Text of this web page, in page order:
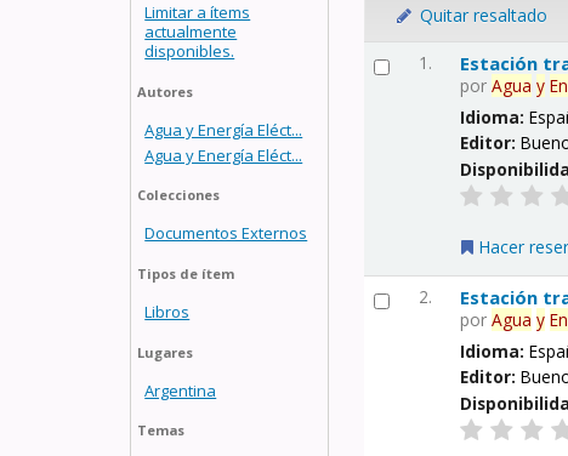
Limitar a ítems
actualmente
disponibles.
Autores
Agua y Energía Eléct...
Agua y Energía Eléct...
Colecciones
Documentos Externos
Tipos de ítem
Libros
Lugares
Argentina
Temas
Quitar resaltado
1. Estación
porAgua y
Idioma:
Editor:
Hacer
2. Estación
porAgua y
Idioma:
Editor: